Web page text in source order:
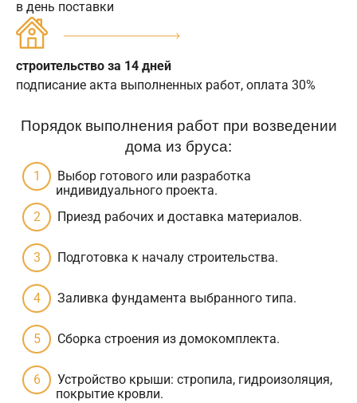
в день поставки
строительство за 14 дней
подписание акта выполненных работ, оплата 30%
Порядок выполнения работ при возведении
дома из бруса:
Выбор готового или разработка
индивидуального проекта.
Приезд рабочих и доставка материалов.
Подготовка к началу строительства.
Заливка фундамента выбранного типа.
Сборка строения из домокомплекта.
Устройство крыши: стропила, гидроизоляция,
покрытие кровли.